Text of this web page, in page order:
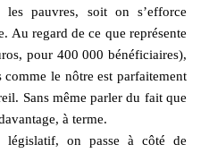
pauvres, soit on s’efforce
Au regard de ce que représente
pour 400 000 bénéficiaires),
le nôtre est parfaitement
Sans même parler du fait que
à terme.
on passe à côté de